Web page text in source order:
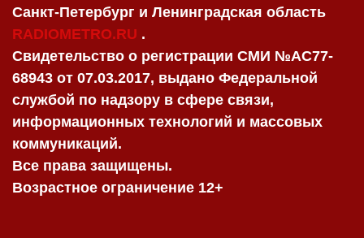
Санкт-Петербург и Ленинградская область
RADIOMETRO.RU .
Свидетельство о регистрации СМИ №AC77-
68943 от 07.03.2017, выдано Федеральной
службой по надзору в сфере связи,
информационных технологий и массовых
коммуникаций.
Все права защищены.
Возрастное ограничение 12+